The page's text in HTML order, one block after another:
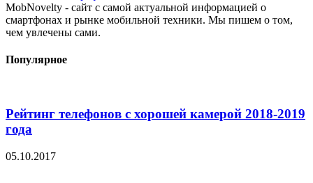
MobNovelty - сайт с самой актуальной информацией о
смартфонах и рынке мобильной техники. Мы пишем о том,
чем увлечены сами.
Популярное
Рейтинг телефонов с хорошей камерой 2018-2019
года
05.10.2017